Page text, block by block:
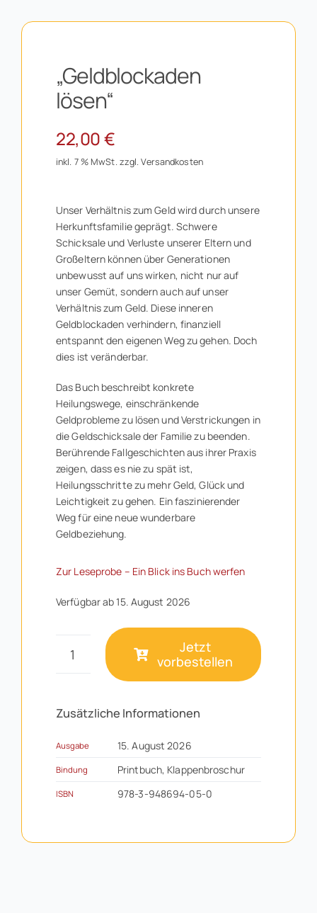
„Geldblockaden
lösen“
22,00€
inkl. 7 % MwSt. zzgl.Versandkosten
Unser Verhältnis zum Geld wird durch unsere
Herkunftsfamilie geprägt. Schwere
Schicksale und Verluste unserer Eltern und
Großeltern können über Generationen
unbewusst auf uns wirken, nicht nur auf
unser Gemüt, sondern auch auf unser
Verhältnis zum Geld. Diese inneren
Geldblockaden verhindern, finanziell
entspannt den eigenen Weg zu gehen. Doch
dies ist veränderbar.
Das Buch beschreibt konkrete
Heilungswege, einschränkende
Geldprobleme zu lösen und Verstrickungen in
die Geldschicksale der Familie zu beenden.
Berührende Fallgeschichten aus ihrer Praxis
zeigen, dass es nie zu spät ist,
Heilungsschritte zu mehr Geld, Glück und
Leichtigkeit zu gehen. Ein faszinierender
Weg für eine neue wunderbare
Geldbeziehung.
Zur Leseprobe – Ein Blick ins Buch werfen
Verfügbar ab 15. August 2026
"Geldblockaden
Menge
Jetzt
vorbestellen
Zusätzliche Informationen
Ausgabe 15. August 2026
Bindung Printbuch, Klappenbroschur
ISBN 978-3-948694-05-0